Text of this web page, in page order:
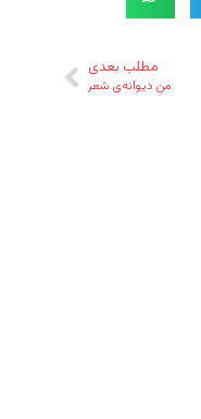
مطلب بعدی
منِ دیوانه‌ی شعر